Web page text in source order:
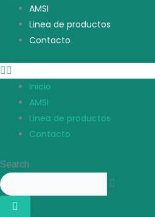
AMSI
Linea de productos
Contacto
Inicio
AMSI
Linea de productos
Contacto
Search